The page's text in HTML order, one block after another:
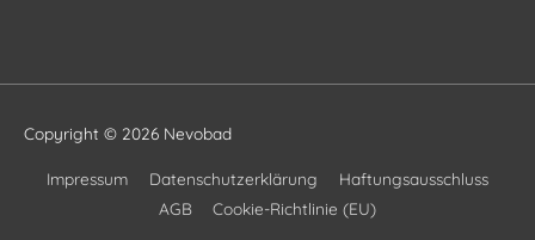
Copyright © 2026 Nevobad
Impressum Datenschutzerklärung
Haftungsausschluss
AGB
Cookie-Richtlinie (EU)